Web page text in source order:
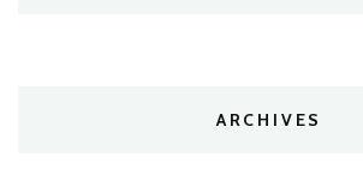
ARCHIVES